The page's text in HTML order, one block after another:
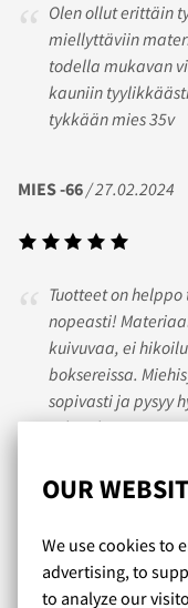
OUR
We use cookies to
advertising, to
to analyze our
Olen ollut erittäin
miellyttäviin
todella mukavan
kauniin
tykkään mies 35v
MIES -66 / 27.02.2024
Tuotteet on
nopeasti!
kuivuvaa, ei
boksereissa.
sopivasti ja pysyy
sekä alus- että